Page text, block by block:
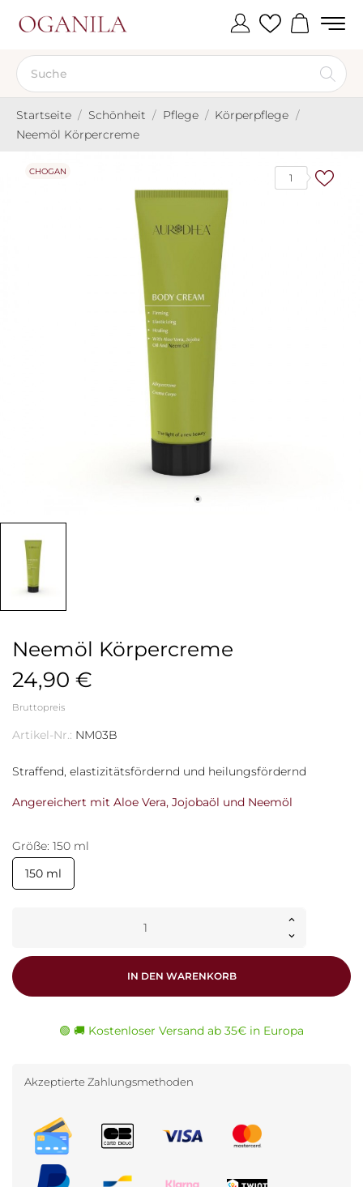
Startseite Schönheit Pflege
Körperpflege
Neemöl Körpercreme
1
CHOGAN
Neemöl Körpercreme
24,90 €
Bruttopreis
Artikel-Nr.: NM03B
Straffend, elastizitätsfördernd und heilungsfördernd
Angereichert mit Aloe Vera, Jojobaöl und Neemöl
Größe: 150 ml
150 ml
IN DEN WARENKORB
🟢 🚚 Kostenloser Versand ab 35€ in Europa
Akzeptierte Zahlungsmethoden